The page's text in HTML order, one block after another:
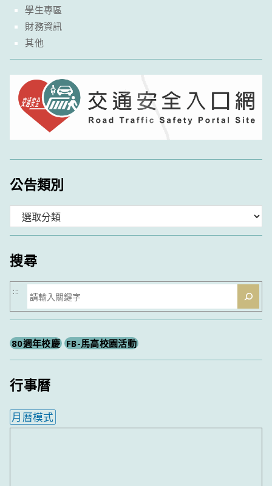
學生專區
財務資訊
其他
公告類別
類
搜尋
搜
尋
:::
80週年校慶 FB-馬高校園活動
行事曆
月曆模式